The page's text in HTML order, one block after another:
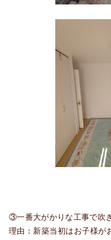
③一番大がかりな工事で吹
理由：新築当初はお子様が